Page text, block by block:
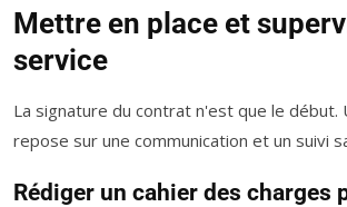
Mettre en place et
service
La signature du contrat n'est que le début.
repose sur une communication et un suivi
Rédiger un cahier des charges